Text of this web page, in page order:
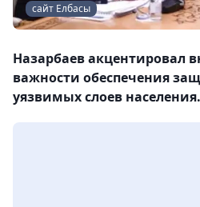
сайт Елбасы
Назарбаев акцентировал
важности обеспечения
уязвимых слоев населения.